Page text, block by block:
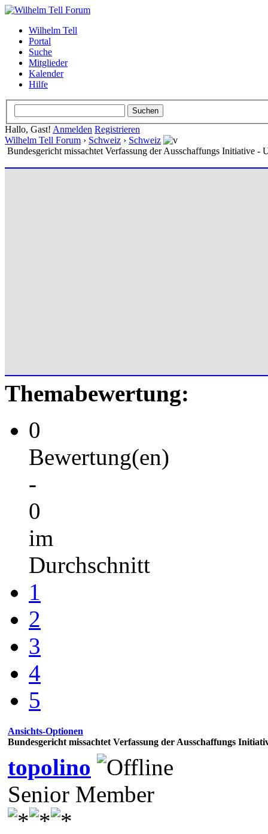
Wilhelm Tell
Portal
Suche
Mitglieder
Kalender
Hilfe
Hallo, Gast! Anmelden Registrieren
Wilhelm Tell Forum › Schweiz › Schweiz
Bundesgericht missachtet Verfassung der Ausschaffungs Initiative -
Themabewertung:
0
Bewertung(en)
-
0
im
Durchschnitt
1
2
3
4
5
Ansichts-Optionen
Bundesgericht missachtet Verfassung der Ausschaffungs
topolino
Senior Member